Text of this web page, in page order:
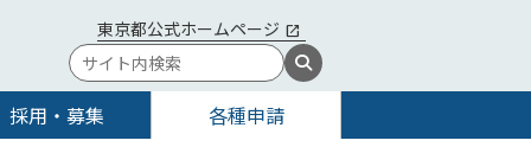
東京都公式ホームページ
採用・募集 各種申請